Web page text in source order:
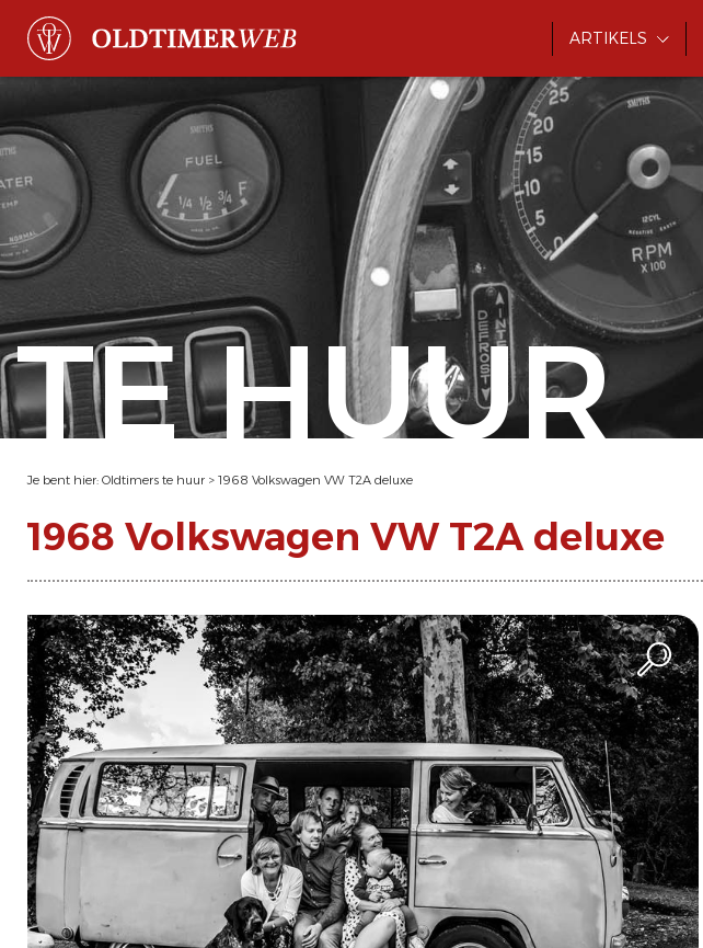
ARTIKELS
TE HUUR
Je bent hier: Oldtimers te huur > 1968 Volkswagen VW T2A deluxe
1968 Volkswagen VW T2A deluxe